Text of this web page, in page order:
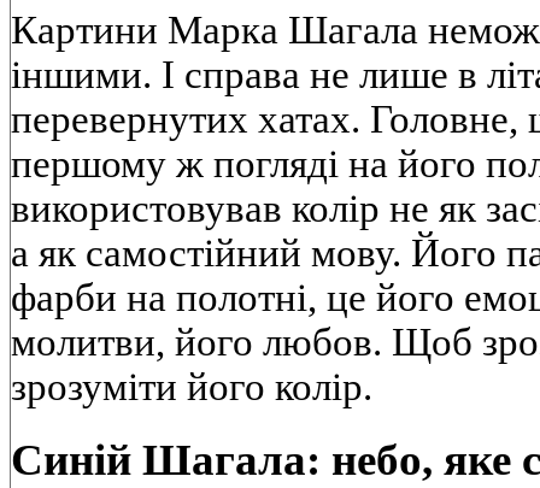
Картини Марка Шагала
іншими. І справа не лише в
перевернутих хатах. Головне,
першому ж погляді на його
використовував колір не як
а як самостійний мову. Його
фарби на полотні, це його
молитви, його любов. Щоб
зрозуміти його колір.
Синій Шагала: небо, яке